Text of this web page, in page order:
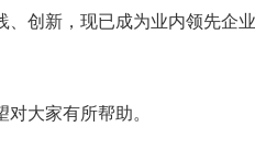
、创新，现已成为业内领先企
大家有所帮助。